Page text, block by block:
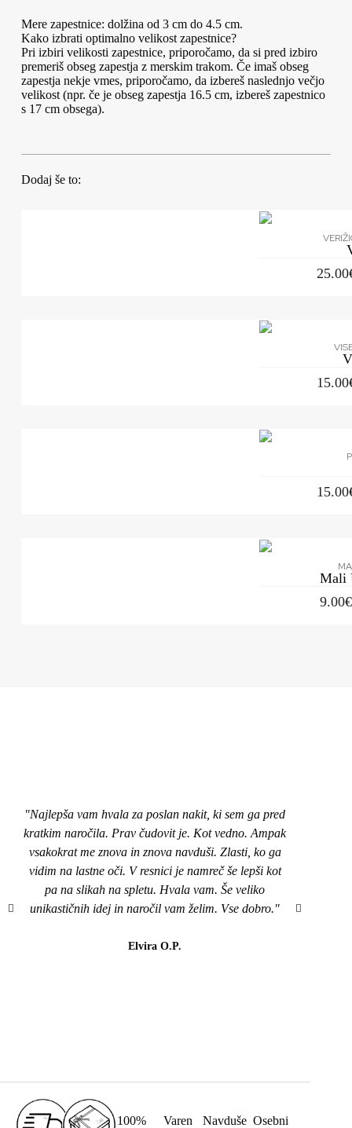
Mere zapestnice: dolžina od 3 cm do 4.5 cm.
Kako izbrati optimalno velikost zapestnice?
Pri izbiri velikosti zapestnice, priporočamo, da si pred izbiro
premeriš obseg zapestja z merskim trakom. Če imaš obseg
zapestja nekje vmes, priporočamo, da izbereš naslednjo večjo
velikost (npr. če je obseg zapestja 16.5 cm, izbereš zapestnico
s 17 cm obsega).
Dodaj še to:
25.00
15.00
15.00
Mali
9.00€
"Najlepša vam hvala za poslan nakit, ki sem ga pred
kratkim naročila. Prav čudovit je. Kot vedno. Ampak
vsakokrat me znova in znova navduši. Zlasti, ko ga
vidim na lastne oči. V resnici je namreč še lepši kot
pa na slikah na spletu. Hvala vam. Še veliko
unikastičnih idej in naročil vam želim. Vse dobro."
Elvira O.P.
100%
Varen
Navduše Osebni